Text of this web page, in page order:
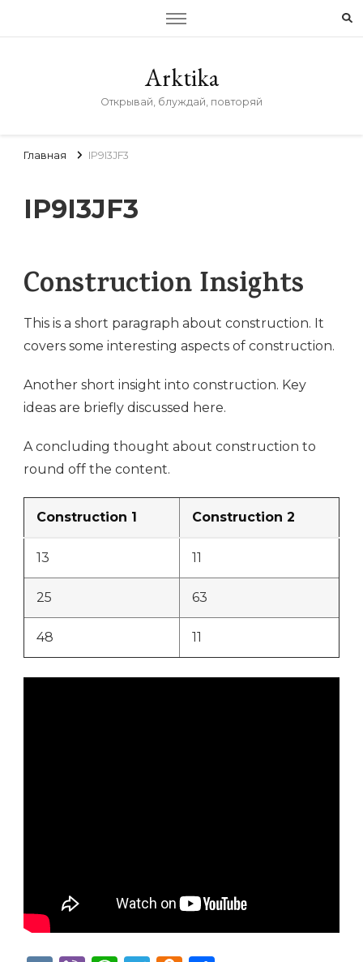
Arktika
Открывай, блуждай, повторяй
Главная IP9I3JF3
IP9I3JF3
Construction Insights
This is a short paragraph about construction. It
covers some interesting aspects of construction.
Another short insight into construction. Key
ideas are briefly discussed here.
A concluding thought about construction to
round off the content.
Construction 1 Construction 2
13 11
25 63
48 11